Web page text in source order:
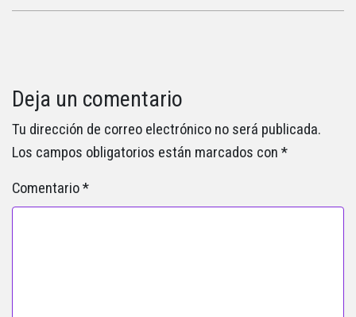
Deja un comentario
Tu dirección de correo electrónico no será publicada.
Los campos obligatorios están marcados con *
Comentario*